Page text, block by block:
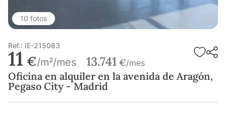
10 fotos
Ref.: IE-215083
11 €/m²/mes 13.741 €/mes
Oficina en alquiler en la avenida de Aragón,
Pegaso City - Madrid